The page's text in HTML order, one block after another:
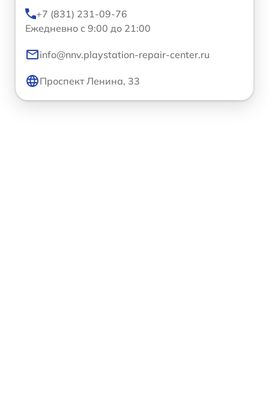
+7 (831) 231-09-76
Ежедневно с 9:00 до 21:00
info@nnv.playstation-repair-center.ru
Проспект Ленина, 33